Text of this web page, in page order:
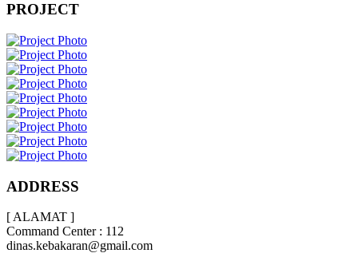
PROJECT
ADDRESS
[ ALAMAT ]
Command Center : 112
dinas.kebakaran@gmail.com